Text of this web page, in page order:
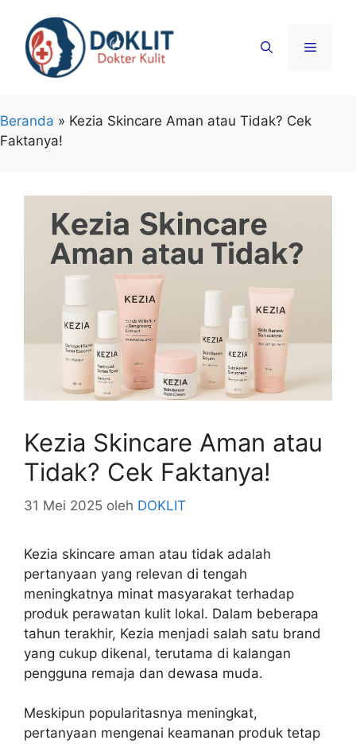
Menu
Beranda » Kezia Skincare Aman atau Tidak? Cek
Faktanya!
Kezia Skincare Aman atau
Tidak? Cek Faktanya!
31 Mei 2025 oleh DOKLIT
Kezia skincare aman atau tidak adalah
pertanyaan yang relevan di tengah
meningkatnya minat masyarakat terhadap
produk perawatan kulit lokal. Dalam beberapa
tahun terakhir, Kezia menjadi salah satu brand
yang cukup dikenal, terutama di kalangan
pengguna remaja dan dewasa muda.
Meskipun popularitasnya meningkat,
pertanyaan mengenai keamanan produk tetap